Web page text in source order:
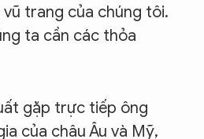
trang của chúng tôi.
ta cần các thỏa
gặp trực tiếp ông
của châu Âu và Mỹ,